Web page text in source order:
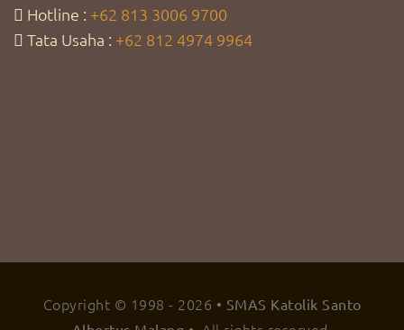
Hotline : +62 813 3006 9700
Tata Usaha : +62 812 4974 9964
Copyright © 1998 - 2026 • SMAS Katolik Santo